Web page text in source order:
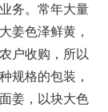
务。常年大量
姜色泽鲜黄，
户收购，所以
规格的包装，
姜，以块大色